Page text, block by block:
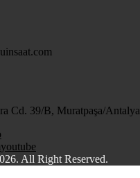
Cd. 39/B, Muratpaşa/Antalya
youtube
All Right Reserved.